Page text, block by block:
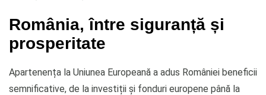
România, între siguranță și
prosperitate
Apartenența la Uniunea Europeană a adus României beneficii
semnificative, de la investiții și fonduri europene până la